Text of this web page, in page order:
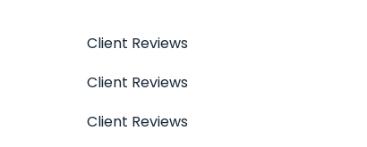
Client Reviews
Client Reviews
Client Reviews